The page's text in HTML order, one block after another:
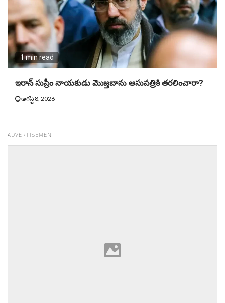
1 min read
ఇరాన్ సుప్రీం నాయకుడు మొజ్తబాను ఆసుపత్రికి తరలించారా?
ఆగస్ట్ 8, 2026
ADVERTISEMENT